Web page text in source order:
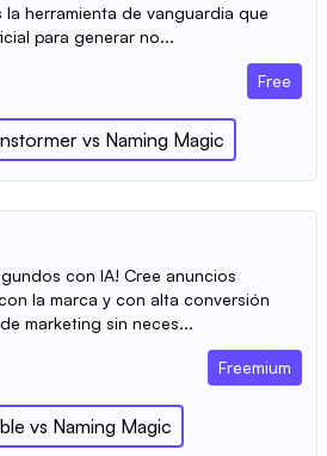
la herramienta de vanguardia que
para generar no...
Free
vs Naming Magic
con IA! Cree anuncios
la marca y con alta conversión
marketing sin neces...
Freemium
vs Naming Magic